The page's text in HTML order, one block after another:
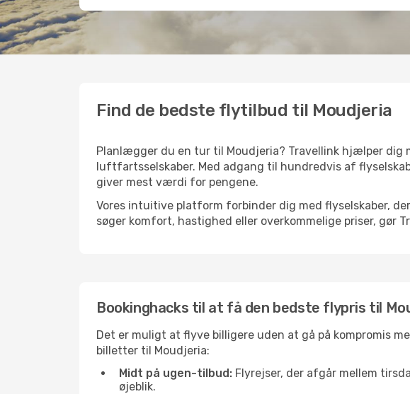
Find de bedste flytilbud til Moudjeria
Planlægger du en tur til Moudjeria? Travellink hjælper
luftfartsselskaber. Med adgang til hundredvis af
giver mest værdi for pengene.
Vores intuitive platform forbinder dig med flyselskaber,
søger komfort, hastighed eller overkommelige priser, gør
Bookinghacks til at få den bedste flypris til
Det er muligt at flyve billigere uden at gå på kompromis
billetter til Moudjeria:
Midt på ugen-tilbud: Flyrejser, der afgår mellem
øjeblik.